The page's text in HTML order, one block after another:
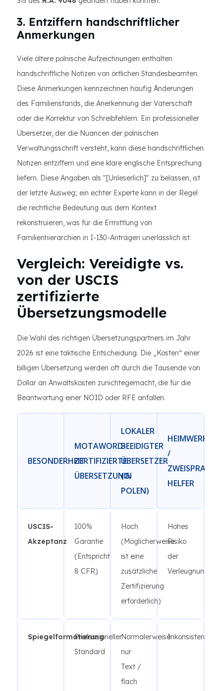
3. Entziffern handschriftlicher
Anmerkungen
Viele ältere polnische Aufzeichnungen enthalten
handschriftliche Notizen von örtlichen Standesbeamten.
Diese Anmerkungen kennzeichnen häufig Änderungen
des Familienstands, die Anerkennung der Vaterschaft
oder die Korrektur von Schreibfehlern. Ein professioneller
Übersetzer, der die Nuancen der polnischen
Verwaltungsschrift versteht, kann diese handschriftlichen
Notizen entziffern und eine klare englische Entsprechung
liefern. Diese Angaben als "[Unleserlich]" zu belassen, ist
der letzte Ausweg; ein echter Experte kann in der Regel
die rechtliche Bedeutung aus dem Kontext
rekonstruieren, was für die Ermittlung von
Familienhierarchien in I-130-Anträgen unerlässlich ist.
Vergleich: Vereidigte vs.
von der USCIS
zertifizierte
Übersetzungsmodelle
Die Wahl des richtigen Übersetzungspartners im Jahr
2026 ist eine taktische Entscheidung. Die „Kosten“ einer
billigen Übersetzung werden oft durch die Tausende von
Dollar an Anwaltskosten zunichtegemacht, die für die
Beantwortung einer NOID oder RFE anfallen.
BESONDERHEIT
MOTAWORD-
ZERTIFIZIERTE
ÜBERSETZUNG
LOKALER
BEEIDIGTER
ÜBERSETZER
(IN
POLEN)
HEIMWERKER
/
HELFER
USCIS-
Akzeptanz
100%
Garantie
(Entspricht
8 CFR)
Hoch
(Möglicherweise
ist eine
zusätzliche
Zertifizierung
erforderlich)
Hohes
Risiko
der
Verleugnung
Spiegelformatierung
Professioneller
Standard
Normalerweise
nur
Text /
flach
Inkonsistent